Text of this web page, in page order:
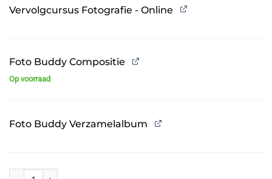
Vervolgcursus Fotografie - Online
Foto Buddy Compositie
Op voorraad
Foto Buddy Verzamelalbum
Vervolgcursus Fotografie + Compositie Cursus Online aantal